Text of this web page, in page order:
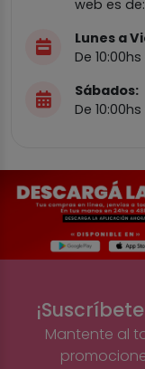
web es de:
Lunes a
De
Sábados:
De 10:00hs
Mantente al